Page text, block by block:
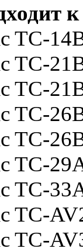
TC-
TC-
TC-
TC-
TC-
TC-
TC-
TC-
TC-